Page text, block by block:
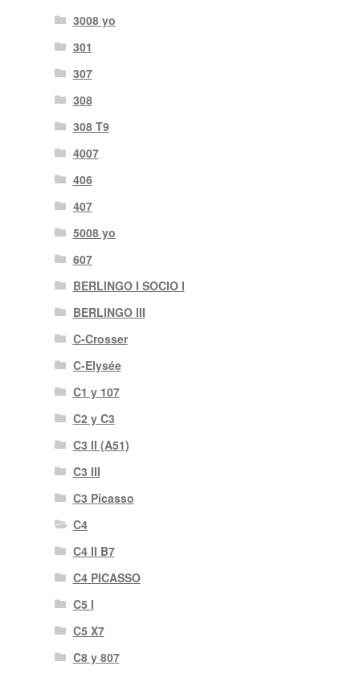
3008 yo
301
307
308
308 T9
4007
406
407
5008 yo
607
BERLINGO I SOCIO I
BERLINGO III
C-Crosser
C-Elysée
C1 y 107
C2 y C3
C3 II (A51)
C3 III
C3 Picasso
C4
C4 II B7
C4 PICASSO
C5 I
C5 X7
C8 y 807